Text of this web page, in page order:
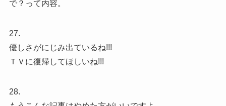
で？って内容。
27.
優しさがにじみ出ているね!!!
ＴＶに復帰してほしいね!!!
28.